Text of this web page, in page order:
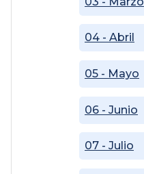
04 - Abril
05 - Mayo
06 - Junio
07 - Julio